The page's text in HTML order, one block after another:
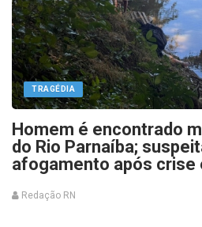
TRAGÉDIA
Homem é encontrado
do Rio Parnaíba;
afogamento após crise
Redação RN